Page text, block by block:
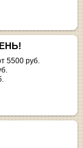
5500 руб.